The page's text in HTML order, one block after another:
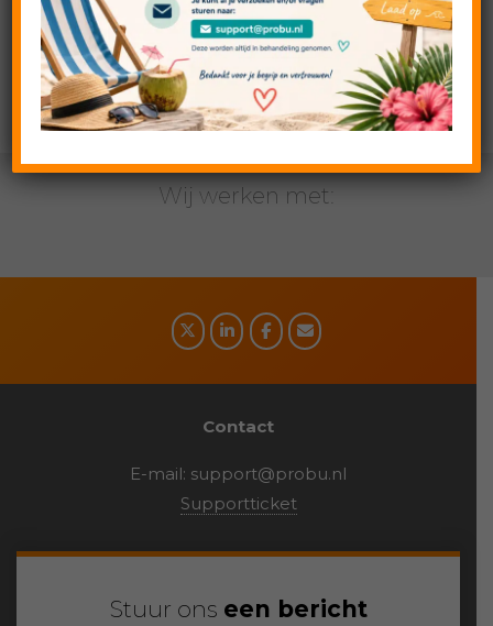
zoekmachines? Met onze SEO training leren we je
alles wat je moet weten.
Binnenkort vind je alle informatie op deze pagina!
Wij werken met:
Contact
E-mail: support@probu.nl
Supportticket
Stuur ons een bericht